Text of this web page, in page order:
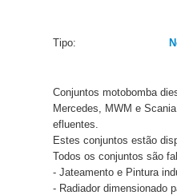
Tipo:
Conjuntos motobomba
Mercedes, MWM e
efluentes.
Estes conjuntos estão
Todos os conjuntos são
- Jateamento e Pintura
- Radiador dimensionado